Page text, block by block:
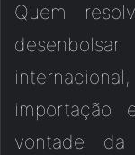
Quem
importação
vontade